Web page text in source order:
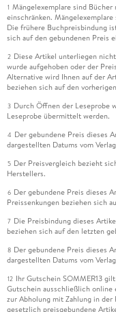
1 Mängelexemplare sind
einschränken.
Die frühere Buchpreisbindung
sich auf den gebundenen Preis
2 Diese Artikel unterliegen
wurde aufgehoben oder der
Alternative wird Ihnen auf der
beziehen sich auf den
3 Durch Öffnen der Leseprobe
Leseprobe übermittelt werden.
4 Der gebundene Preis dieses
dargestellten Datums vom
5 Der Preisvergleich bezieht
Herstellers.
6 Der gebundene Preis dieses
Preissenkungen beziehen sich
7 Die Preisbindung dieses
beziehen sich auf den letzten
8 Der gebundene Preis dieses
dargestellten Datums vom
12 Ihr Gutschein SOMMER13
Gutschein ausschließlich
zur Abholung mit Zahlung in
gesetzlich preisgebundene